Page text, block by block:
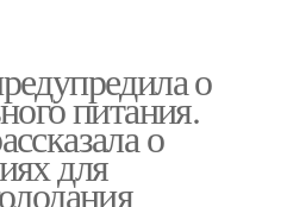
о
питания.
о
для